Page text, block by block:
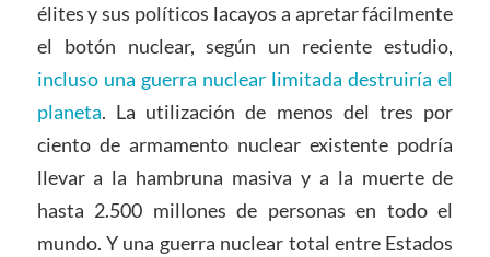
élites y sus políticos lacayos a apretar fácilmente
el botón nuclear, según un reciente estudio,
incluso una guerra nuclear limitada destruiría el
planeta. La utilización de menos del tres por
ciento de armamento nuclear existente podría
llevar a la hambruna masiva y a la muerte de
hasta 2.500 millones de personas en todo el
mundo. Y una guerra nuclear total entre Estados